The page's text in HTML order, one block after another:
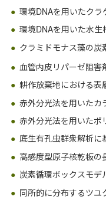
環境DNAを用いたク
環境DNAを用いた水
クラミドモナス藻の
血管内皮リパーゼ阻
耕作放棄地における表
赤外分光法を用いたカ
赤外分光法を用いたポ
底生有孔虫群衆解析に
高感度型原子核乾板の
炭素循環ボックスモ
同所的に分布するツユ